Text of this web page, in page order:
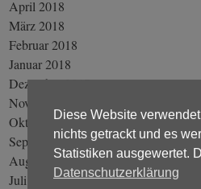
April 2018
März 2018
Februar 2018
Januar 2018
Dezember 2017
November 2017
Oktober 2017
September 2017
August 2017
Juli 2017
Diese Website
nichts getrackt und es
Statistiken ausgewertet.
Datenschutzerklärung